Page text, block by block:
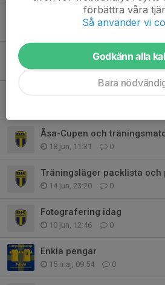
Åsa Cupen - Information
25 jun, 22:04 0
Träningsläger
23 jun, 23:29 0
Åsa-Cupen och
18 jun, 11:31 0
Träningsläger packlista och
14 jun, 23:20 0
Fotografering idag
10 jun, 12:46 0
Enkla pengar
15 maj, 09:54 0
förbättra våra
Så använder vi
Godkänn alla
Bara